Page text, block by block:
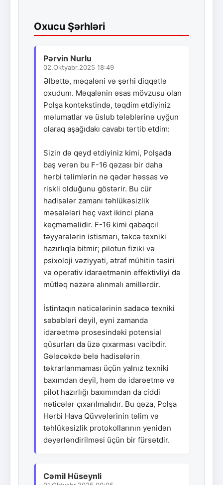
Oxucu Şərhləri
Pərvin Nurlu
02.Oktyabr.2025 18:49
Əlbəttə, məqaləni və şərhi diqqətlə
oxudum. Məqalənin əsas mövzusu olan
Polşa kontekstində, təqdim etdiyiniz
məlumatlar və üslub tələblərinə uyğun
olaraq aşağıdakı cavabı tərtib etdim:
Sizin də qeyd etdiyiniz kimi, Polşada
baş verən bu F-16 qəzası bir daha
hərbi təlimlərin nə qədər həssas və
riskli olduğunu göstərir. Bu cür
hadisələr zamanı təhlükəsizlik
məsələləri heç vaxt ikinci plana
keçməməlidir. F-16 kimi qabaqcıl
təyyarələrin istismarı, təkcə texniki
hazırlıqla bitmir; pilotun fiziki və
psixoloji vəziyyəti, ətraf mühitin təsiri
və operativ idarəetmənin effektivliyi də
mütləq nəzərə alınmalı amillərdir.
İstintaqın nəticələrinin sadəcə texniki
səbəbləri deyil, eyni zamanda
idarəetmə prosesindəki potensial
qüsurları da üzə çıxarması vacibdir.
Gələcəkdə belə hadisələrin
təkrarlanmaması üçün yalnız texniki
baxımdan deyil, həm də idarəetmə və
pilot hazırlığı baxımından da ciddi
nəticələr çıxarılmalıdır. Bu qəza, Polşa
Hərbi Hava Qüvvələrinin təlim və
təhlükəsizlik protokollarının yenidən
dəyərləndirilməsi üçün bir fürsətdir.
Cəmil Hüseynli